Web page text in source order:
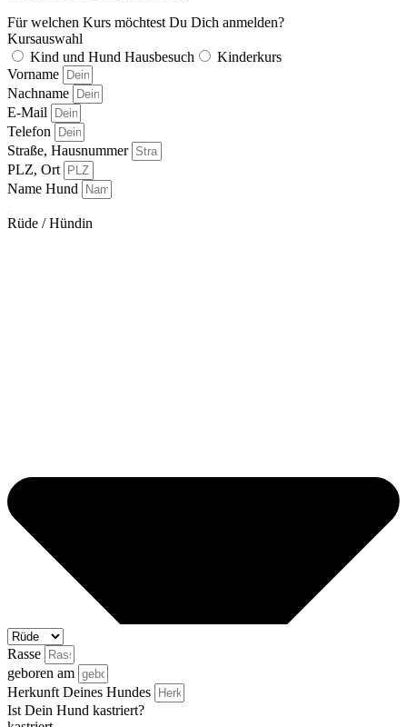
Für welchen Kurs möchtest Du Dich anmelden?
Kursauswahl
Kind und Hund Hausbesuch
Kinderkurs
Vorname
Nachname
E-Mail
Telefon
Straße, Hausnummer
PLZ, Ort
Name Hund
Rüde / Hündin
Rasse
geboren am
Herkunft Deines Hundes
Ist Dein Hund kastriert?